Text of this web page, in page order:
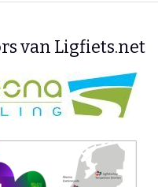
van Ligfiets.net